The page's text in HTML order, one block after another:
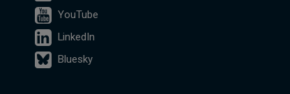
YouTube
LinkedIn
Bluesky